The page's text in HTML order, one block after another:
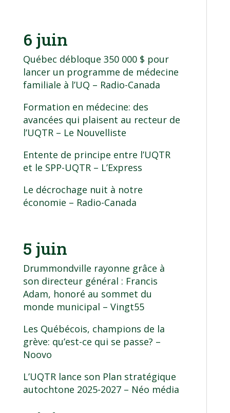
6 juin
Québec débloque 350 000 $ pour
lancer un programme de médecine
familiale à l’UQ – Radio-Canada
Formation en médecine: des
avancées qui plaisent au recteur de
l’UQTR– Le Nouvelliste
Entente de principe entre l’UQTR
et le SPP-UQTR– L’Express
Le décrochage nuit à notre
économie – Radio-Canada
5 juin
Drummondville rayonne grâce à
son directeur général : Francis
Adam, honoré au sommet du
monde municipal – Vingt55
Les Québécois, champions de la
grève: qu’est-ce qui se passe? –
Noovo
L’UQTR lance son Plan stratégique
autochtone 2025-2027– Néo média